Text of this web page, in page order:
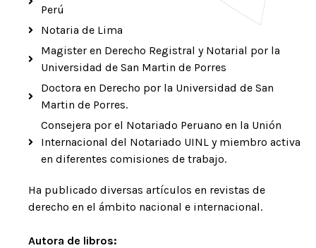
Perú
Notaria de Lima
Magister en Derecho Registral y Notarial por la
Universidad de San Martin de Porres
Doctora en Derecho por la Universidad de San
Martin de Porres.
Consejera por el Notariado Peruano en la Unión
Internacional del Notariado UINL y miembro activa
en diferentes comisiones de trabajo.
Ha publicado diversas artículos en revistas de
derecho en el ámbito nacional e internacional.
Autora de libros: